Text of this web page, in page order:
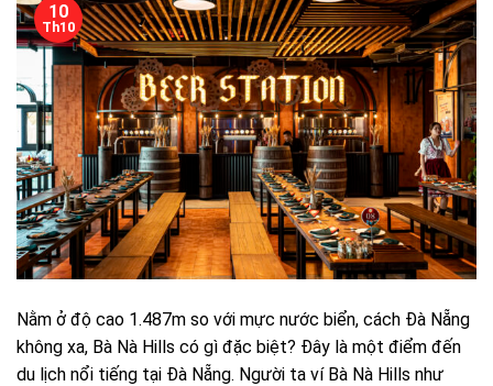
10
Th10
Nằm ở độ cao 1.487m so với mực nước biển, cách Đà Nẵng
không xa, Bà Nà Hills có gì đặc biệt? Đây là một điểm đến
du lịch nổi tiếng tại Đà Nẵng. Người ta ví Bà Nà Hills như